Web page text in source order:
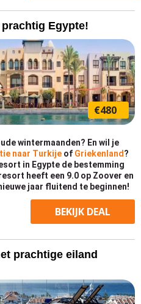
Egypte!
€480
wintermaanden? En wil je
naar Turkije of Griekenland ?
in Egypte de bestemming
heeft een 9.0 op Zoover en
jaar fluitend te beginnen!
BEKIJK DEAL
prachtige eiland